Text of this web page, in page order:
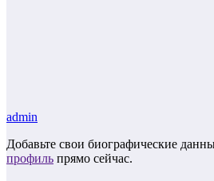
admin
Добавьте свои биографические
профиль прямо сейчас.